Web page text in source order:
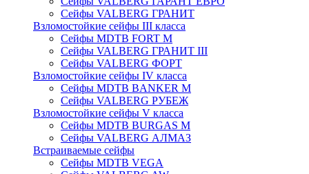
Сейфы VALBERG ГРАНИТ
Взломостойкие сейфы III класса
Сейфы MDTB FORT M
Сейфы VALBERG ГРАНИТ III
Сейфы VALBERG ФОРТ
Взломостойкие сейфы IV класса
Сейфы MDTB BANKER M
Сейфы VALBERG РУБЕЖ
Взломостойкие сейфы V класса
Сейфы MDTB BURGAS M
Сейфы VALBERG АЛМАЗ
Встраиваемые сейфы
Сейфы MDTB VEGA